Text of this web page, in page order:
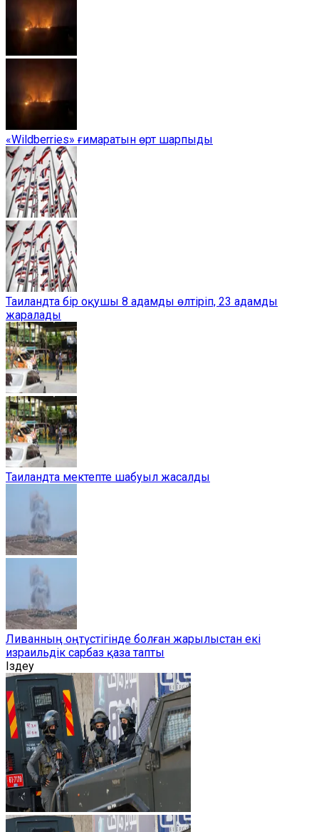
«Wildberries» ғимаратын өрт шарпыды
Таиландта бір оқушы 8 адамды өлтіріп, 23 адамды
жаралады
Таиландта мектепте шабуыл жасалды
Ливанның оңтүстігінде болған жарылыстан екі
израильдік сарбаз қаза тапты
Іздеу